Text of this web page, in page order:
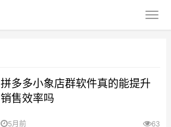
拼多多小象店群软件真的能提升
销售效率吗
5月前 63